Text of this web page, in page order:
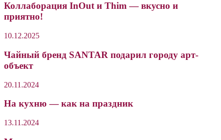
Коллаборация InOut и Thim — вкусно и
приятно!
10.12.2025
Чайный бренд SANTAR подарил городу арт-
объект
20.11.2024
На кухню — как на праздник
13.11.2024